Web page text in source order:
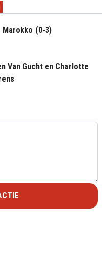
Marokko (0-3)
Van Gucht en Charlotte